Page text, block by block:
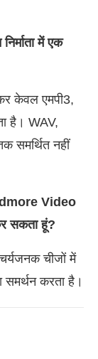
में एक
केवल एमपी3,
है। WAV,
समर्थित नहीं
Video
सकता हूं?
चीजों में
करता है।